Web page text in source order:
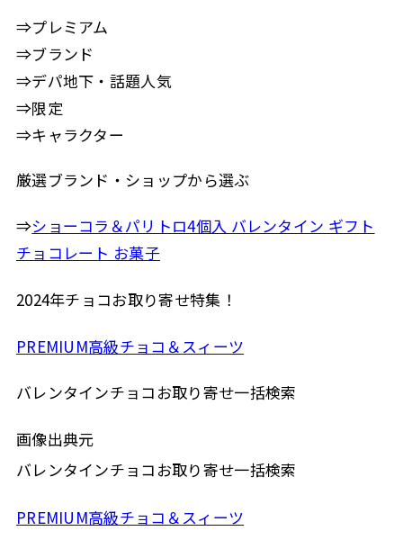
⇒プレミアム
⇒ブランド
⇒デパ地下・話題人気
⇒限定
⇒キャラクター
厳選ブランド・ショップから選ぶ
⇒ショーコラ＆パリトロ4個入 バレンタイン ギフト
チョコレート お菓子
2024年チョコお取り寄せ特集！
PREMIUM高級チョコ＆スィーツ
バレンタインチョコお取り寄せ一括検索
画像出典元
バレンタインチョコお取り寄せ一括検索
PREMIUM高級チョコ＆スィーツ